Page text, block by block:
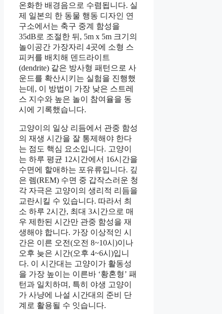
온화한 배경음으로 수렴됩니다. 실
제 일본의 한 동물 행동 디자인 연
구소에서는 축구 중계 함성을
35dB로 조절한 뒤, 5m x 5m 크기의
놀이공간 가장자리 4곳에 소형 스
피커를 배치해 덴드라이트
(dendrite) 같은 방사형 패턴으로 사
운드를 확산시키는 실험을 진행했
는데, 이 방법이 가장 낮은 스트레
스 지수와 높은 놀이 참여율을 동
시에 기록했습니다.
고양이의 일상 리듬에서 관중 함성
의 재생 시간을 잘 통제해야 한다
는 점도 핵심 요소입니다. 고양이
는 하루 평균 12시간에서 16시간을
수면에 할애하는 포유류입니다. 깊
은 렘(REM) 수면 중 갑작스러운 청
각 자극은 고양이의 생리적 리듬을
교란시킬 수 있습니다. 따라서 최
소 하루 2시간, 최대 3시간으로 매
우 제한된 시간만 관중 함성을 재
생해야 합니다. 가장 이상적인 시
간은 이른 오전(오전 8~10시)이나
오후 늦은 시간(오후 4~6시)입니
다. 이 시간대는 고양이가 활동성
을 가장 높이는 이른바 ‘황혼형’ 패
턴과 일치하며, 특히 야생 고양이
가 사냥에 나설 시간대의 준비 단
계로 활용될 수 잇습니다.